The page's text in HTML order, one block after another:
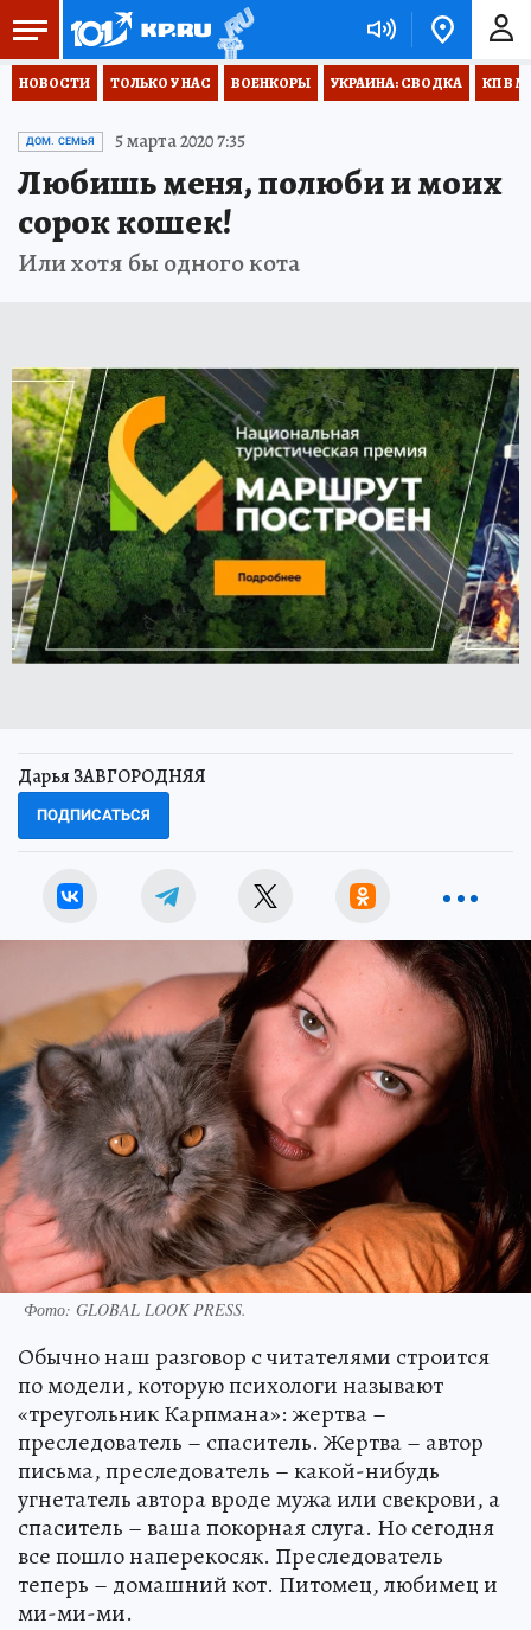
НОВОСТИ ТОЛЬКО У НАС ВОЕНКОРЫ УКРАИНА: СВОДКА КП В
ДОМ. СЕМЬЯ 5 марта 2020 7:35
Любишь меня, полюби и моих
сорок кошек!
Или хотя бы одного кота
Дарья ЗАВГОРОДНЯЯ
ПОДПИСАТЬСЯ
Фото: GLOBAL LOOK PRESS.
Обычно наш разговор с читателями строится
по модели, которую психологи называют
«треугольник Карпмана»: жертва –
преследователь – спаситель. Жертва – автор
письма, преследователь – какой-нибудь
угнетатель автора вроде мужа или свекрови, а
спаситель – ваша покорная слуга. Но сегодня
все пошло наперекосяк. Преследователь
теперь – домашний кот. Питомец, любимец и
ми-ми-ми.